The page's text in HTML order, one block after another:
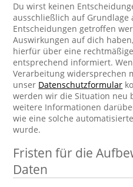
Du wirst keinen
ausschließlich auf
Entscheidungen getroffen
Auswirkungen auf dich
hierfür über eine
entsprechend informiert.
Verarbeitung widersprechen
unser Datenschutzformular
werden wir die Situation neu
weitere Informationen
wie eine solche
wurde.
Fristen für die
Daten